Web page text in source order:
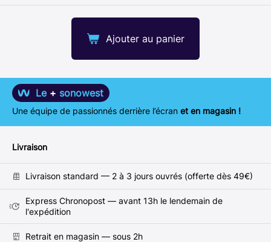
Ajouter au panier
Le + sonowest
Une équipe de passionnés derrière l’écran et en magasin !
Livraison
Livraison standard — 2 à 3 jours ouvrés (offerte dès 49€)
Express Chronopost — avant 13h le lendemain de
l'expédition
Retrait en magasin — sous 2h